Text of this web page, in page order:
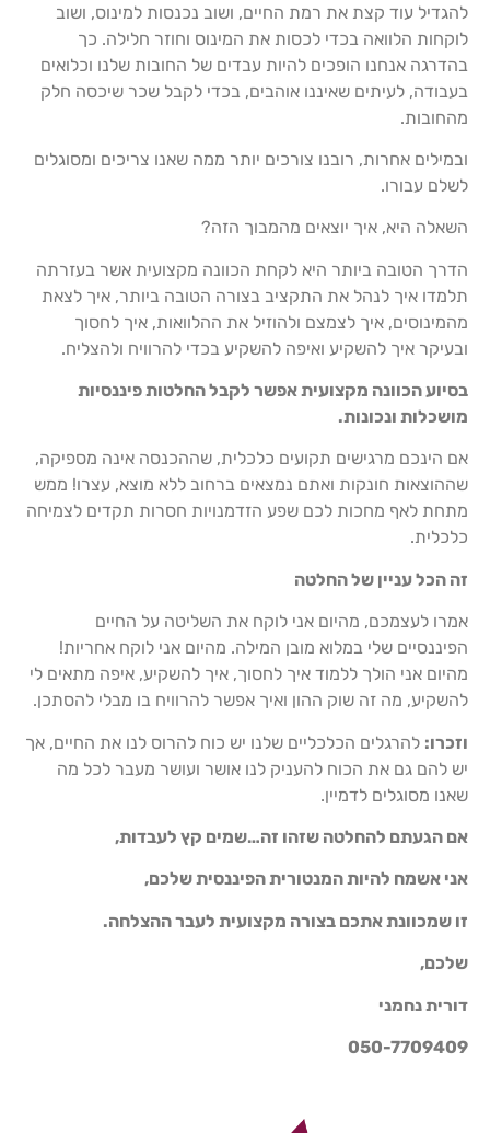
להגדיל עוד קצת את רמת החיים, ושוב נכנסות למינוס, ושוב
לוקחות הלוואה בכדי לכסות את המינוס וחוזר חלילה. כך
בהדרגה אנחנו הופכים להיות עבדים של החובות שלנו וכלואים
בעבודה, לעיתים שאיננו אוהבים, בכדי לקבל שכר שיכסה חלק
מהחובות.
ובמילים אחרות, רובנו צורכים יותר ממה שאנו צריכים ומסוגלים
לשלם עבורו.
השאלה היא, איך יוצאים מהמבוך הזה?
הדרך הטובה ביותר היא לקחת הכוונה מקצועית אשר בעזרתה
תלמדו איך לנהל את התקציב בצורה הטובה ביותר, איך לצאת
מהמינוסים, איך לצמצם ולהוזיל את ההלוואות, איך לחסוך
ובעיקר איך להשקיע ואיפה להשקיע בכדי להרוויח ולהצליח.
בסיוע הכוונה מקצועית אפשר לקבל החלטות פיננסיות
מושכלות ונכונות.
אם הינכם מרגישים תקועים כלכלית, שההכנסה אינה מספיקה,
שההוצאות חונקות ואתם נמצאים ברחוב ללא מוצא, עצרו! ממש
מתחת לאף מחכות לכם שפע הזדמנויות חסרות תקדים לצמיחה
כלכלית.
זה הכל עניין של החלטה
אמרו לעצמכם, מהיום אני לוקח את השליטה על החיים
הפיננסיים שלי במלוא מובן המילה. מהיום אני לוקח אחריות!
מהיום אני הולך ללמוד איך לחסוך, איך להשקיע, איפה מתאים לי
להשקיע, מה זה שוק ההון ואיך אפשר להרוויח בו מבלי להסתכן.
וזכרו: להרגלים הכלכליים שלנו יש כוח להרוס לנו את החיים, אך
יש להם גם את הכוח להעניק לנו אושר ועושר מעבר לכל מה
שאנו מסוגלים לדמיין.
אם הגעתם להחלטה שזהו זה…שמים קץ לעבדות,
אני אשמח להיות המנטורית הפיננסית שלכם,
זו שמכוונת אתכם בצורה מקצועית לעבר ההצלחה.
שלכם,
דורית נחמני
050-7709409